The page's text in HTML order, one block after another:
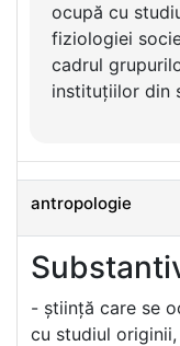
ocupă cu
fiziologiei
cadrul
instituțiilor din
antropologie
- știință care se
cu studiul originii,